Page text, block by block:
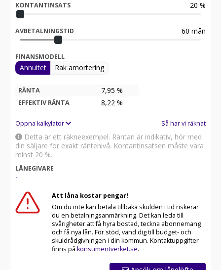
KONTANTINSATS 20 %
AVBETALNINGSTID 60 mån
FINANSMODELL
Annuitet Rak amortering
RÄNTA 7,95 %
EFFEKTIV RÄNTA 8,22 %
Öppna kalkylator Så har vi räknat
Detta är ett räkneexempel. Räntan är indikativ, hör med
din säljare för exakt räntenivå. Kontantinsatsen måste vara
minst 20 %.
LÅNEGIVARE
-
Att låna kostar pengar!
Om du inte kan betala tillbaka skulden i tid riskerar
du en betalningsanmärkning. Det kan leda till
svårigheter att få hyra bostad, teckna abonnemang
och få nya lån. För stöd, vänd dig till budget- och
skuldrådgivningen i din kommun. Kontaktuppgifter
finns på konsumentverket.se.